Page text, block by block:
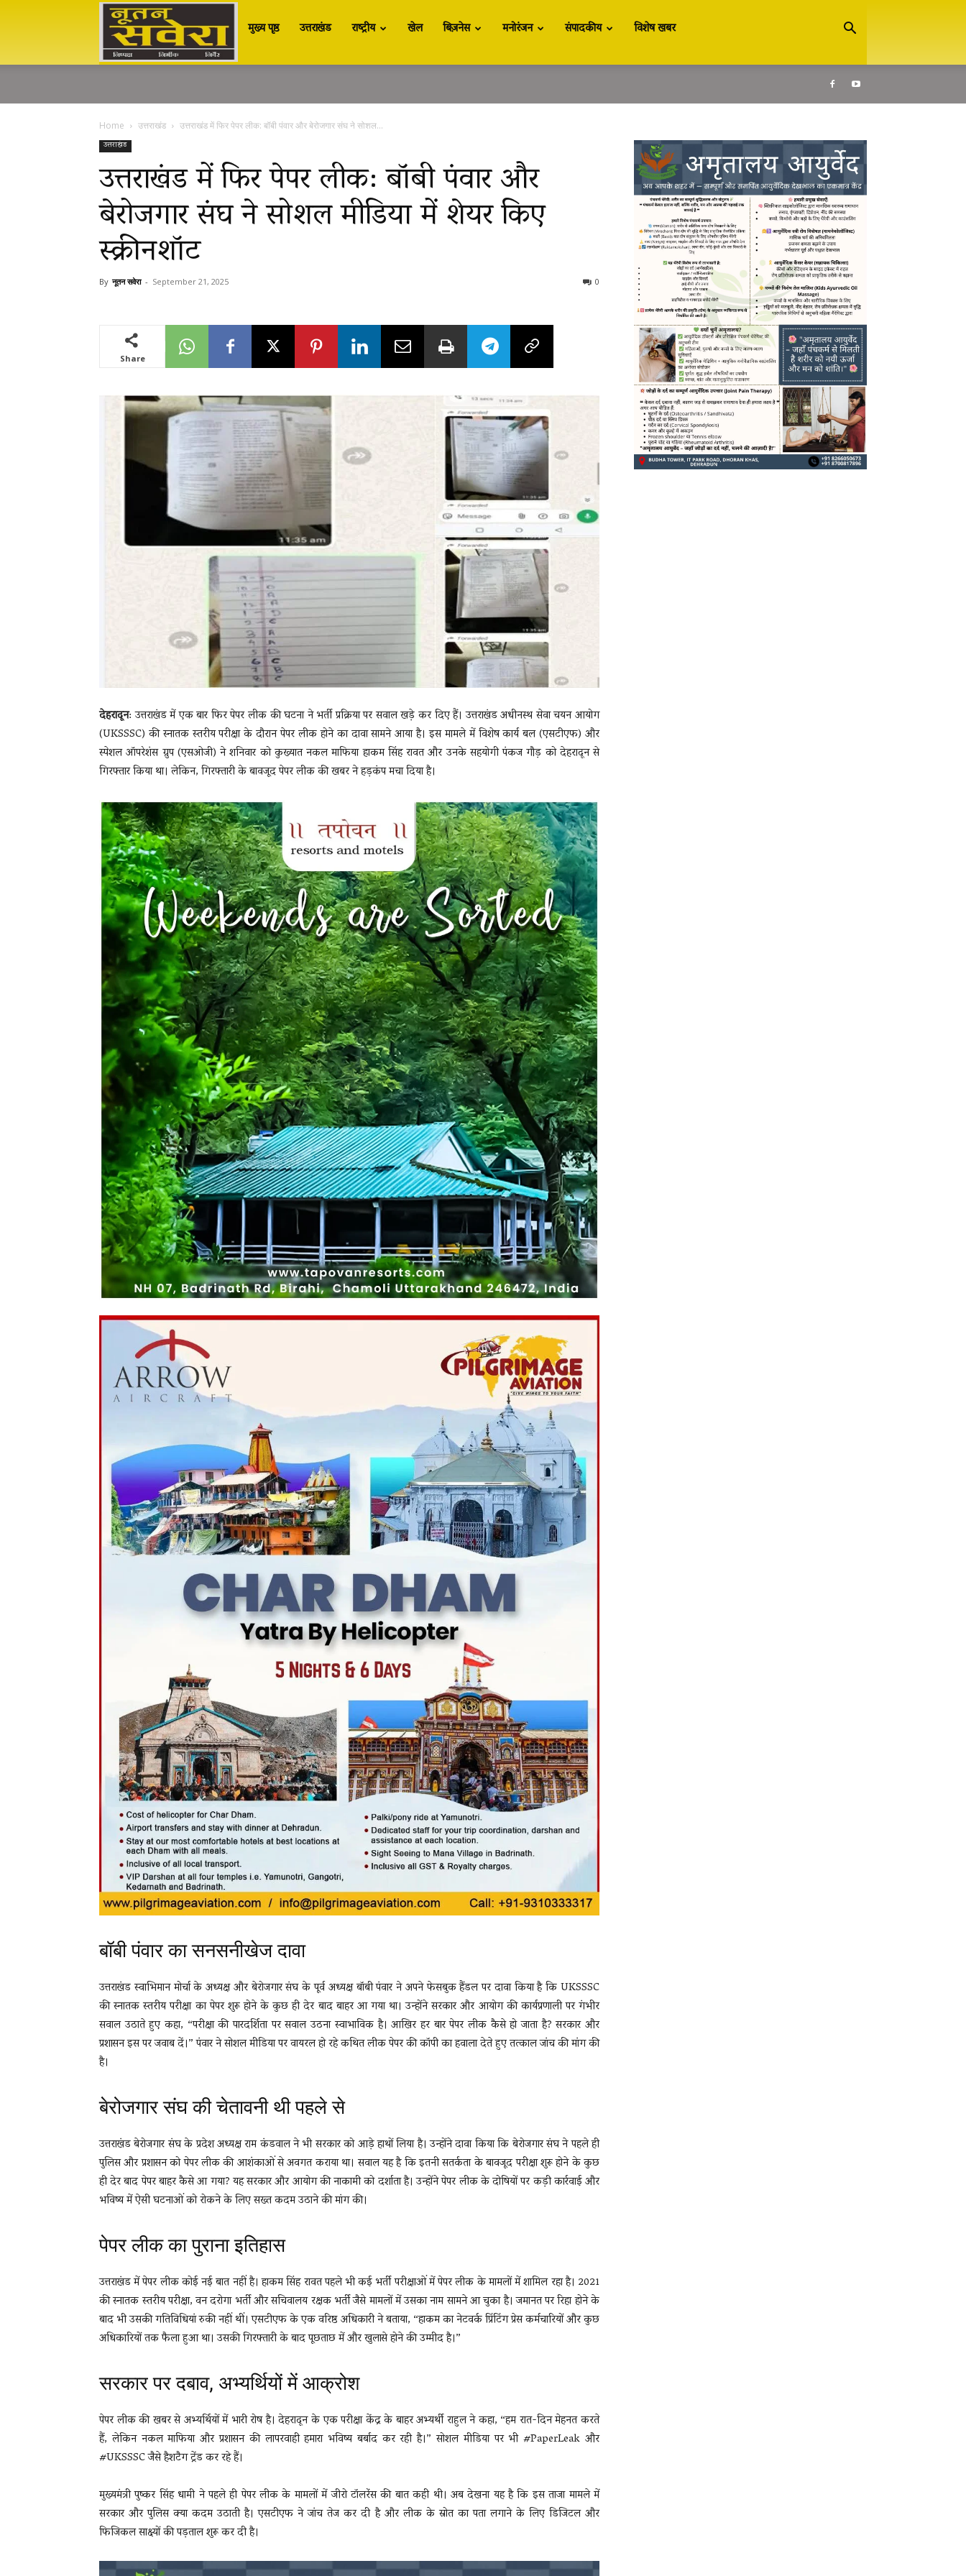
Nutan
सवेरा
News
LIVE
मुख्य पृष्ठ उत्तराखंड राष्ट्रीय खेल बिज़नेस मनोरंजन संपादकीय विशेष खबर
Home उत्तराखंड उत्तराखंड में फिर पेपर लीक: बॉबी पंवार और बेरोजगार संघ ने सोशल...
उत्तराखंड
उत्तराखंड में फिर पेपर लीक: बॉबी पंवार और
बेरोजगार संघ ने सोशल मीडिया में शेयर किए
स्क्रीनशॉट
By नूतन सवेरा - September 21, 2025 0
Share
देहरादून: उत्तराखंड में एक बार फिर पेपर लीक की घटना ने भर्ती प्रक्रिया पर सवाल खड़े कर दिए हैं। उत्तराखंड अधीनस्थ सेवा चयन आयोग
(UKSSSC) की स्नातक स्तरीय परीक्षा के दौरान पेपर लीक होने का दावा सामने आया है। इस मामले में विशेष कार्य बल (एसटीएफ) और
स्पेशल ऑपरेशंस ग्रुप (एसओजी) ने शनिवार को कुख्यात नकल माफिया हाकम सिंह रावत और उनके सहयोगी पंकज गौड़ को देहरादून से
गिरफ्तार किया था। लेकिन, गिरफ्तारी के बावजूद पेपर लीक की खबर ने हड़कंप मचा दिया है।
बॉबी पंवार का सनसनीखेज दावा
उत्तराखंड स्वाभिमान मोर्चा के अध्यक्ष और बेरोजगार संघ के पूर्व अध्यक्ष बॉबी पंवार ने अपने फेसबुक हैंडल पर दावा किया है कि UKSSSC
की स्नातक स्तरीय परीक्षा का पेपर शुरू होने के कुछ ही देर बाद बाहर आ गया था। उन्होंने सरकार और आयोग की कार्यप्रणाली पर गंभीर
सवाल उठाते हुए कहा, “परीक्षा की पारदर्शिता पर सवाल उठना स्वाभाविक है। आखिर हर बार पेपर लीक कैसे हो जाता है? सरकार और
प्रशासन इस पर जवाब दें।” पंवार ने सोशल मीडिया पर वायरल हो रहे कथित लीक पेपर की कॉपी का हवाला देते हुए तत्काल जांच की मांग की
है।
बेरोजगार संघ की चेतावनी थी पहले से
उत्तराखंड बेरोजगार संघ के प्रदेश अध्यक्ष राम कंडवाल ने भी सरकार को आड़े हाथों लिया है। उन्होंने दावा किया कि बेरोजगार संघ ने पहले ही
पुलिस और प्रशासन को पेपर लीक की आशंकाओं से अवगत कराया था। सवाल यह है कि इतनी सतर्कता के बावजूद परीक्षा शुरू होने के कुछ
ही देर बाद पेपर बाहर कैसे आ गया? यह सरकार और आयोग की नाकामी को दर्शाता है। उन्होंने पेपर लीक के दोषियों पर कड़ी कार्रवाई और
भविष्य में ऐसी घटनाओं को रोकने के लिए सख्त कदम उठाने की मांग की।
पेपर लीक का पुराना इतिहास
उत्तराखंड में पेपर लीक कोई नई बात नहीं है। हाकम सिंह रावत पहले भी कई भर्ती परीक्षाओं में पेपर लीक के मामलों में शामिल रहा है। 2021
की स्नातक स्तरीय परीक्षा, वन दरोगा भर्ती और सचिवालय रक्षक भर्ती जैसे मामलों में उसका नाम सामने आ चुका है। जमानत पर रिहा होने के
बाद भी उसकी गतिविधियां रुकी नहीं थीं। एसटीएफ के एक वरिष्ठ अधिकारी ने बताया, “हाकम का नेटवर्क प्रिंटिंग प्रेस कर्मचारियों और कुछ
अधिकारियों तक फैला हुआ था। उसकी गिरफ्तारी के बाद पूछताछ में और खुलासे होने की उम्मीद है।”
सरकार पर दबाव, अभ्यर्थियों में आक्रोश
पेपर लीक की खबर से अभ्यर्थियों में भारी रोष है। देहरादून के एक परीक्षा केंद्र के बाहर अभ्यर्थी राहुल ने कहा, “हम रात-दिन मेहनत करते
हैं, लेकिन नकल माफिया और प्रशासन की लापरवाही हमारा भविष्य बर्बाद कर रही है।” सोशल मीडिया पर भी #PaperLeak और
#UKSSSC जैसे हैशटैग ट्रेंड कर रहे हैं।
मुख्यमंत्री पुष्कर सिंह धामी ने पहले ही पेपर लीक के मामलों में जीरो टॉलरेंस की बात कही थी। अब देखना यह है कि इस ताजा मामले में
सरकार और पुलिस क्या कदम उठाती है। एसटीएफ ने जांच तेज कर दी है और लीक के स्रोत का पता लगाने के लिए डिजिटल और
फिजिकल साक्ष्यों की पड़ताल शुरू कर दी है।